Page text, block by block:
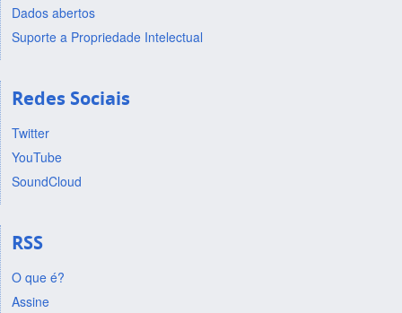
Dados abertos
Suporte a Propriedade Intelectual
Redes Sociais
Twitter
YouTube
SoundCloud
RSS
O que é?
Assine